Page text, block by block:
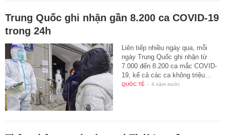
Trung Quốc ghi nhận gần 8.200 ca COVID-19
trong 24h
Liên tiếp nhiều ngày qua, mỗi
ngày Trung Quốc ghi nhận từ
7.000 đến 8.200 ca mắc COVID-
19, kể cả các ca không triệu…
QUỐC TẾ - 4 năm trước